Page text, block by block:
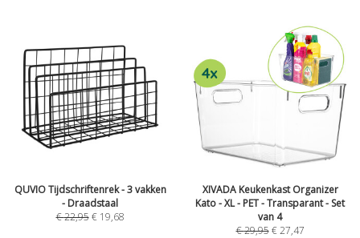
QUVIO Tijdschriftenrek - 3 vakken
- Draadstaal
€22,95 € 19,68
XIVADA Keukenkast Organizer
Kato - XL - PET - Transparant - Set
van 4
€29,95 €27,47